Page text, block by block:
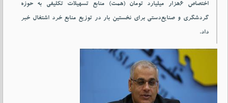
اختصاص ۶هزار میلیارد تومان (همت) منابع تسهیلات تکلیفی به حوزه
گردشگری و صنایع‌دستی برای نخستین بار در توزیع منابع خرد اشتغال خبر
داد.